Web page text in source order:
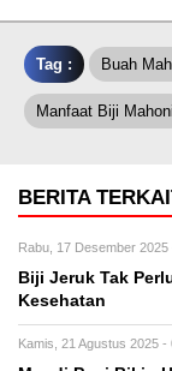
Tag : Buah
Manfaat Biji Mahoni
BERITA
Rabu, 17 Desember
Biji Jeruk Tak
Kesehatan
Kamis, 21 Agustus 2025 -